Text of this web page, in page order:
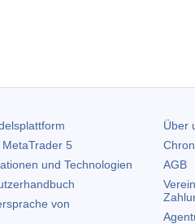
MetaTrader 5
und Technologien
von
Über
AGB